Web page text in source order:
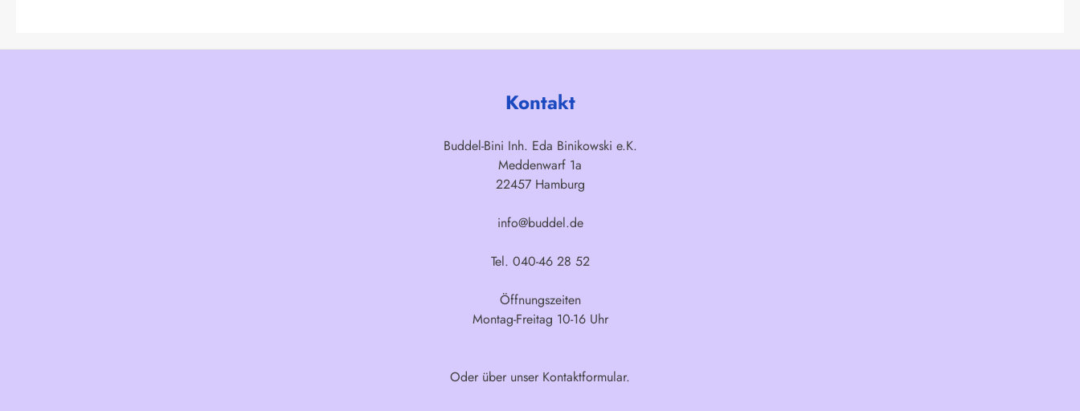
Kontakt
Buddel-Bini Inh. Eda Binikowski e.K.
Meddenwarf 1a
22457 Hamburg
info@buddel.de
Tel. 040-46 28 52
Öffnungszeiten
Montag-Freitag 10-16 Uhr
Oder über unser Kontaktformular.